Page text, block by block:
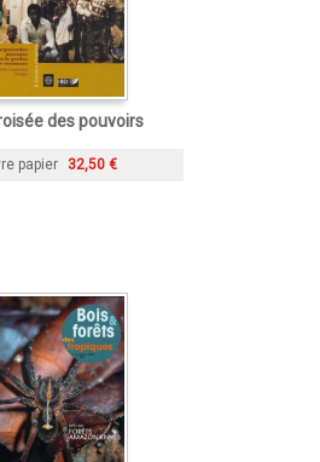
des pouvoirs
papier 32,50 €